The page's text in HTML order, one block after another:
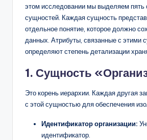
этом исследовании мы выделяем пять
сущностей. Каждая сущность
отдельное понятие, которое должно
данных. Атрибуты, связанные с этими
определяют степень детализации
1. Сущность
Это корень иерархии. Каждая другая
с этой сущностью для обеспечения
Идентификатор организации:
идентификатор.